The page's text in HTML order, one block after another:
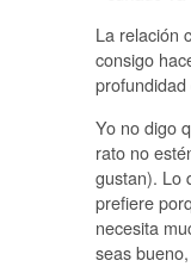
La relación
consigo
Yo no digo
rato no
gustan). Lo
prefiere
necesita
seas